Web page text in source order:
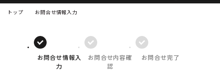
トップ お問合せ情報入力
お問合せ情報入
力
お問合せ内容確
認
お問合せ完了